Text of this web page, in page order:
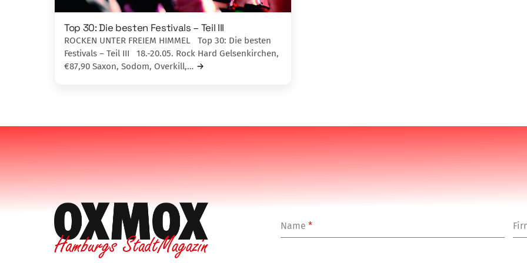
Top 30: Die besten Festivals – Teil III
ROCKEN UNTER FREIEM HIMMEL Top 30: Die besten
Festivals – Teil III 18.-20.05. Rock Hard Gelsenkirchen,
€87,90 Saxon, Sodom, Overkill,…
Name*